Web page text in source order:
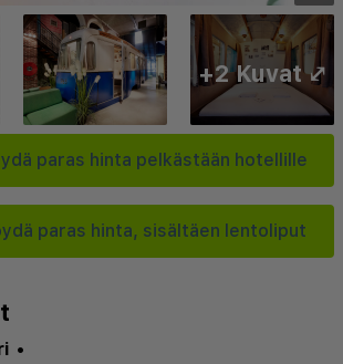
paras hinta pelkästään hotellille
paras hinta, sisältäen lentoliput
+2 Kuvat ⤢
•